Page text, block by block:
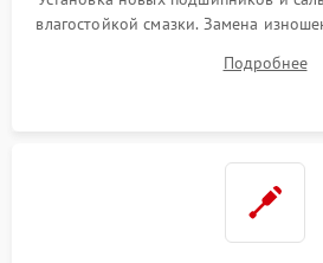
влагостойкой смазки. Замена
или поврежденнойПодробнее